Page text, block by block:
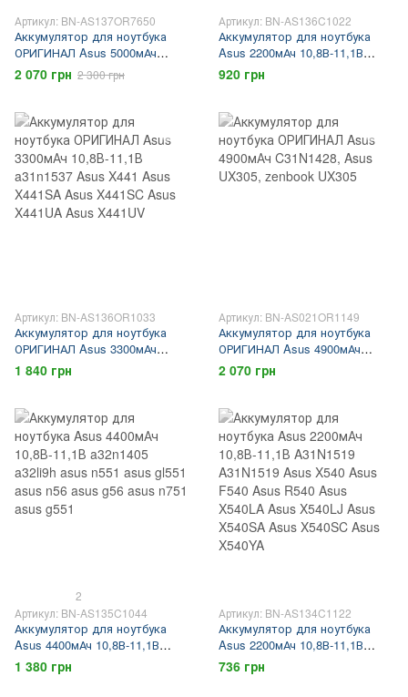
Артикул: BN-AS137OR7650
Аккумулятор для ноутбука
ОРИГИНАЛ Asus 5000мАч
7,5В-7,7В C21N1508 ASUS
X456 ASUS X456UA ASUS
X456UR ASUS X456UV
2 070 грн 2 300 грн
Артикул: BN-AS136C1022
Аккумулятор для ноутбука
Asus 2200мАч 10,8В-11,1В
a31n1537 Asus X441 Asus
X441SA Asus X441SC Asus
920 грн
Артикул: BN-AS136OR1033
Аккумулятор для ноутбука
ОРИГИНАЛ Asus 3300мАч
10,8В-11,1В a31n1537 Asus
X441 Asus X441SA Asus
X441UV
1 840 грн
Артикул: BN-AS021OR1149
Аккумулятор для ноутбука
ОРИГИНАЛ Asus 4900мАч
C31N1428, Asus UX305,
zenbook UX305
2 070 грн
2
Артикул: BN-AS135C1044
Аккумулятор для ноутбука
Asus 4400мАч 10,8В-11,1В
a32n1405 a32li9h asus n551
asus gl551 asus n56 asus g56
1 380 грн
Артикул: BN-AS134C1122
Аккумулятор для ноутбука
Asus 2200мАч 10,8В-11,1В
A31N1519 A31N1519 Asus X540
Asus F540 Asus R540 Asus
736 грн